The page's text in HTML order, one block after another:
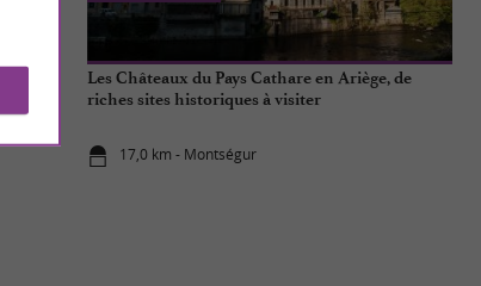
Les Châteaux du Pays Cathare en Ariège, de
riches sites historiques à visiter
17,0 km - Montségur